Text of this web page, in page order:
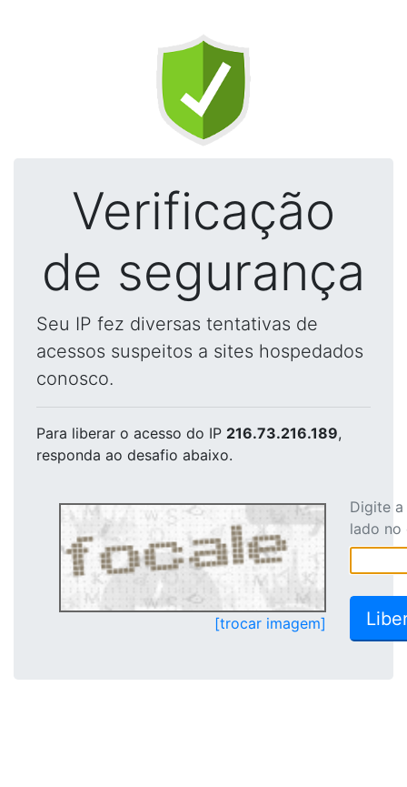
Verificação
de segurança
Seu IP fez diversas tentativas de
acessos suspeitos a sites hospedados
conosco.
Para liberar o acesso do IP 216.73.216.189,
responda ao desafio abaixo.
[trocar imagem]
Digite
lado no